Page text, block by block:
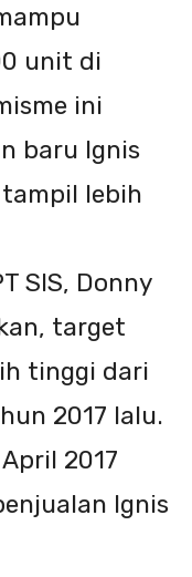
unit di
ini
baru Ignis
lebih
SIS, Donny
target
tinggi dari
2017 lalu.
2017
Ignis